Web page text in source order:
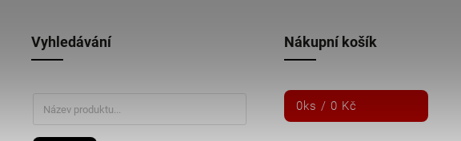
Vyhledávání Nákupní košík
0ks / 0 Kč